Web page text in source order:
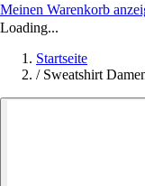
Meinen Warenkorb
Loading...
Startseite
/ Sweatshirt